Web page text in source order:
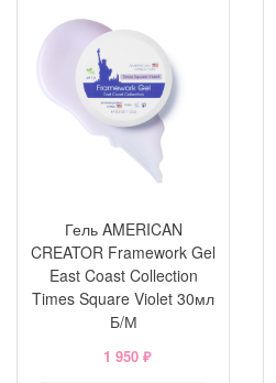
Гель AMERICAN
CREATOR Framework Gel
East Coast Collection
Times Square Violet 30мл
Б/М
1 950 ₽